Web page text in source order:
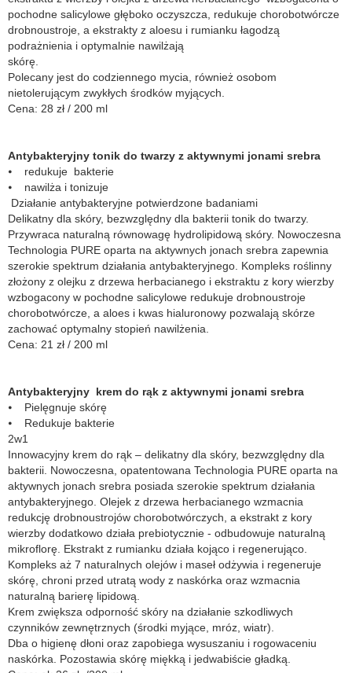
pochodne salicylowe głęboko oczyszcza, redukuje chorobotwórcze
drobnoustroje, a ekstrakty z aloesu i rumianku łagodzą
podrażnienia i optymalnie nawilżają
Polecany jest do codziennego mycia, również osobom
nietolerującym zwykłych środków myjących.
Cena: 28 zł / 200 ml
Antybakteryjny tonik do twarzy z aktywnymi jonami srebra
⦁ redukuje bakterie
⦁ nawilża i tonizuje
Działanie antybakteryjne potwierdzone badaniami
Delikatny dla skóry, bezwzględny dla bakterii tonik do twarzy.
Przywraca naturalną równowagę hydrolipidową skóry. Nowoczesna
Technologia PURE oparta na aktywnych jonach srebra zapewnia
szerokie spektrum działania antybakteryjnego. Kompleks roślinny
złożony z olejku z drzewa herbacianego i ekstraktu z kory wierzby
wzbogacony w pochodne salicylowe redukuje drobnoustroje
chorobotwórcze, a aloes i kwas hialuronowy pozwalają skórze
zachować optymalny stopień nawilżenia.
Cena: 21 zł / 200 ml
Antybakteryjny krem do rąk z aktywnymi jonami srebra
⦁ Pielęgnuje skórę
⦁ Redukuje bakterie
2w1
Innowacyjny krem do rąk – delikatny dla skóry, bezwzględny dla
bakterii. Nowoczesna, opatentowana Technologia PURE oparta na
aktywnych jonach srebra posiada szerokie spektrum działania
antybakteryjnego. Olejek z drzewa herbacianego wzmacnia
redukcję drobnoustrojów chorobotwórczych, a ekstrakt z kory
wierzby dodatkowo działa prebiotycznie - odbudowuje naturalną
mikroflorę. Ekstrakt z rumianku działa kojąco i regenerująco.
Kompleks aż 7 naturalnych olejów i maseł odżywia i regeneruje
skórę, chroni przed utratą wody z naskórka oraz wzmacnia
naturalną barierę lipidową.
Krem zwiększa odporność skóry na działanie szkodliwych
czynników zewnętrznych (środki myjące, mróz, wiatr).
Dba o higienę dłoni oraz zapobiega wysuszaniu i rogowaceniu
naskórka. Pozostawia skórę miękką i jedwabiście gładką.